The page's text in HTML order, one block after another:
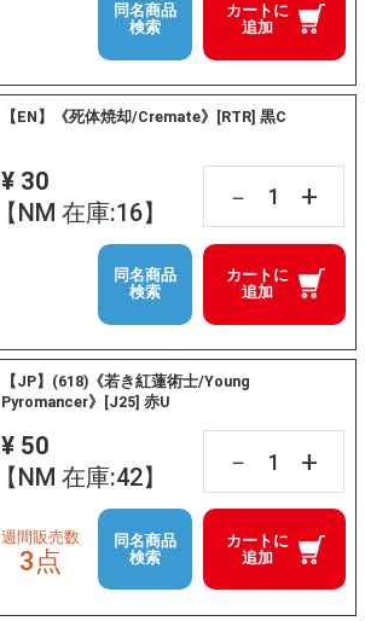
カートに
追加
同名商品
検索
【EN】《死体焼却/Cremate》[RTR] 黒C
¥ 30
【NM 在庫:16】
－ +
カートに
追加
同名商品
検索
【JP】(618)《若き紅蓮術士/Young
Pyromancer》[J25] 赤U
¥ 50
【NM 在庫:42】
－ +
カートに
追加
週間販売数
3点
同名商品
検索